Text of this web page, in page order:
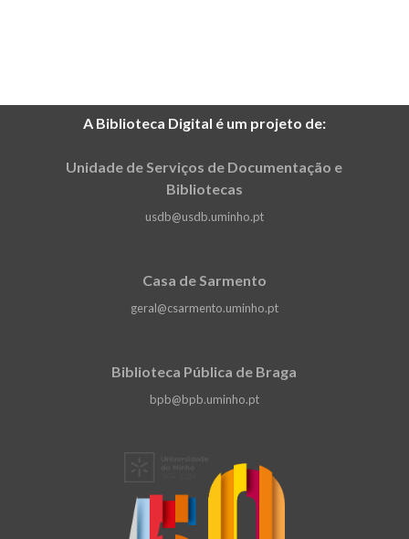
A Biblioteca Digital é um projeto de:
Unidade de Serviços de Documentação e
Bibliotecas
usdb@usdb.uminho.pt
Casa de Sarmento
geral@csarmento.uminho.pt
Biblioteca Pública de Braga
bpb@bpb.uminho.pt